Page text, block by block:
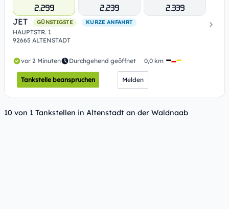
2.299 2.239
2.339
JET
GÜNSTIGSTE KURZE ANFAHRT
HAUPTSTR. 1
92665 ALTENSTADT
vor 2 Minuten Durchgehend geöffnet 0,0 km
Tankstelle beanspruchen Melden
10 von 1 Tankstellen in Altenstadt an der Waldnaab